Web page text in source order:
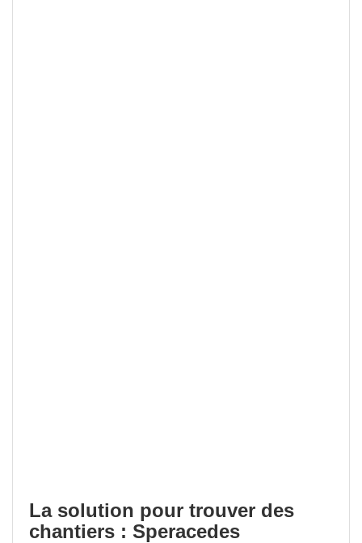
La solution pour trouver des
chantiers : Speracedes